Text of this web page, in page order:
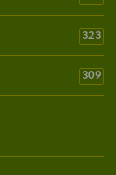
323
309